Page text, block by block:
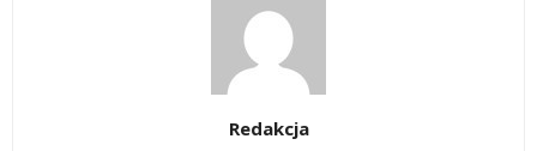
Redakcja